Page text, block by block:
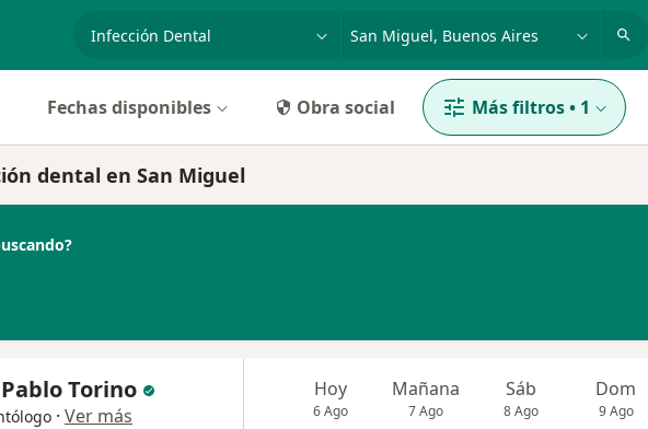
especialidad, enfermedad o nombre
Fechas disponibles Obra social Más filtros• 1
dental en San Miguel
Torino
· Ver más
Hoy
6 Ago
Mañana
7 Ago
Sáb
8 Ago
Dom
9 Ago